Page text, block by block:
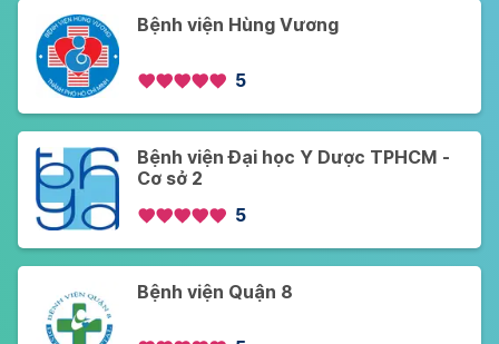
Bệnh viện Hùng Vương
5
Bệnh viện Đại học Y Dược TPHCM -
Cơ sở 2
5
Bệnh viện Quận 8